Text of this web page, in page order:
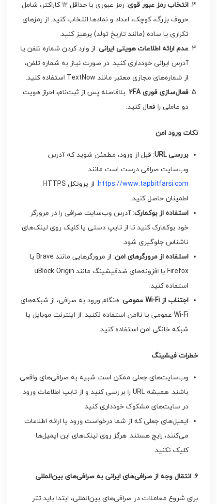
انتخاب رمز عبور قوی
: رمز عبوری با حداقل ۱۲ کاراکتر، شامل
حروف بزرگ، کوچک، اعداد و نمادها انتخاب کنید. از رمزهای
تکراری یا ساده (مانند تاریخ تولد) پرهیز کنید.
عدم ارائه اطلاعات هویتی ایرانی: از وارد کردن شماره تلفن یا
آدرس ایرانی خودداری کنید. در صورت نیاز به شماره تلفن،
از شماره‌های مجازی معتبر مانند TextNow استفاده کنید.
فعال‌سازی فوری 2FA : بلافاصله پس از ثبت‌نام، احراز هویت
دو عاملی را فعال کنید.
نکات ورود امن
بررسیURL
: قبل از ورود، مطمئن شوید که آدرس
وب‌سایت صرافی درست است مانند
https://www.tapbitfarsi.com
. از پروتکل HTTPS
اطمینان حاصل کنید.
استفاده از بوکمارک: آدرس وب‌سایت صرافی را در مرورگر
خود بوکمارک کنید تا از تایپ دستی یا کلیک روی لینک‌های
ناشناس جلوگیری شود.
استفاده از مرورگرهای امن
: از مرورگرهایی مانند Brave یا
Firefox با افزونه‌های ضدفیشینگ مانند uBlock Origin
استفاده کنید.
اجتناب از
عمومی: هنگام ورود به صرافی، از شبکه‌های
Wi-Fi عمومی یا ناامن استفاده نکنید. از اینترنت موبایل یا
شبکه خانگی امن استفاده کنید.
خطرات فیشینگ
وب‌سایت‌های جعلی ممکن است شبیه به صرافی‌های واقعی
باشند. همیشه URL را بررسی کنید و از تایپ اطلاعات ورود
در سایت‌های مشکوک خودداری کنید.
ایمیل‌های جعلی که از شما درخواست ورود یا ارائه اطلاعات
می‌کنند، رایج هستند. هرگز روی لینک‌های این ایمیل‌ها
کلیک نکنید.
۶. انتقال وجه از صرافی‌های ایرانی به صرافی‌های بین‌المللی
برای شروع معاملات در صرافی‌های بین‌المللی، ابتدا باید تتر